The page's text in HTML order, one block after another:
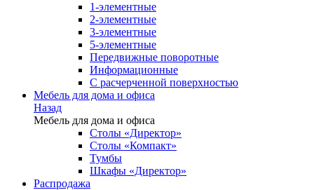
1-элементные
2-элементные
3-элементные
5-элементные
Передвижные поворотные
Информационные
С расчерченной поверхностью
Мебель для дома и офиса
Назад
Мебель для дома и офиса
Столы «Директор»
Столы «Компакт»
Тумбы
Шкафы «Директор»
Распродажа